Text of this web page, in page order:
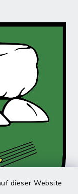
dieser Website